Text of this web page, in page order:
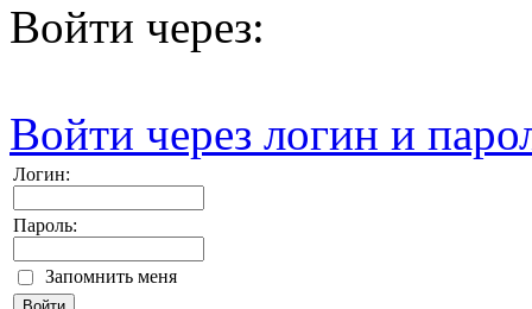
Войти через:
Войти через логин и
Логин:
Пароль:
Запомнить меня